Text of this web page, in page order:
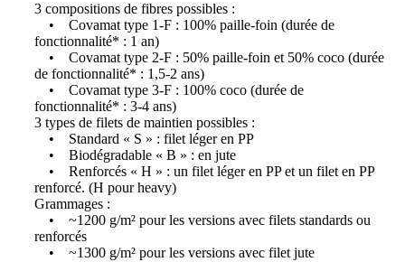
3 compositions de fibres possibles :
• Covamat type 1-F : 100% paille-foin (durée de
fonctionnalité* : 1 an)
• Covamat type 2-F : 50% paille-foin et 50% coco (durée
de fonctionnalité* : 1,5-2 ans)
• Covamat type 3-F : 100% coco (durée de
fonctionnalité* : 3-4 ans)
3 types de filets de maintien possibles :
• Standard « S » : filet léger en PP
• Biodégradable « B » : en jute
• Renforcés « H » : un filet léger en PP et un filet en PP
renforcé. (H pour heavy)
Grammages :
• ~1200 g/m² pour les versions avec filets standards ou
renforcés
• ~1300 g/m² pour les versions avec filet jute